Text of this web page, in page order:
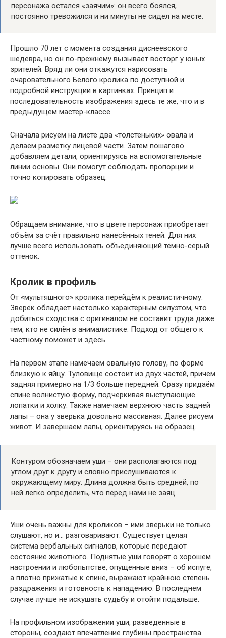
персонажа остался «заячим»: он всего боялся,
постоянно тревожился и ни минуты не сидел на месте.
Прошло 70 лет с момента создания диснеевского
шедевра, но он по-прежнему вызывает восторг у юных
зрителей. Вряд ли они откажутся нарисовать
очаровательного Белого кролика по доступной и
подробной инструкции в картинках. Принцип и
последовательность изображения здесь те же, что и в
предыдущем мастер-классе.
Сначала рисуем на листе два «толстеньких» овала и
делаем разметку лицевой части. Затем пошагово
добавляем детали, ориентируясь на вспомогательные
линии основы. Они помогут соблюдать пропорции и
точно копировать образец.
Обращаем внимание, что в цвете персонаж приобретает
объём за счёт правильно нанесённых теней. Для них
лучше всего использовать объединяющий тёмно-серый
оттенок.
Кролик в профиль
От «мультяшного» кролика перейдём к реалистичному.
Зверёк обладает настолько характерным силуэтом, что
добиться сходства с оригиналом не составит труда даже
тем, кто не силён в анималистике. Подход от общего к
частному поможет и здесь.
На первом этапе намечаем овальную голову, по форме
близкую к яйцу. Туловище состоит из двух частей, причём
задняя примерно на 1/3 больше передней. Сразу придаём
спине волнистую форму, подчеркивая выступающие
лопатки и холку. Также намечаем верхнюю часть задней
лапы – она у зверька довольно массивная. Далее рисуем
живот. И завершаем лапы, ориентируясь на образец.
Контуром обозначаем уши – они располагаются под
углом друг к другу и словно прислушиваются к
окружающему миру. Длина должна быть средней, по
ней легко определить, что перед нами не заяц.
Уши очень важны для кроликов – ими зверьки не только
слушают, но и… разговаривают. Существует целая
система вербальных сигналов, которые передают
состояние животного. Поднятые уши говорят о хорошем
настроении и любопытстве, опущенные вниз – об испуге,
а плотно прижатые к спине, выражают крайнюю степень
раздражения и готовность к нападению. В последнем
случае лучше не искушать судьбу и отойти подальше.
На профильном изображении уши, разведенные в
стороны, создают впечатление глубины пространства.